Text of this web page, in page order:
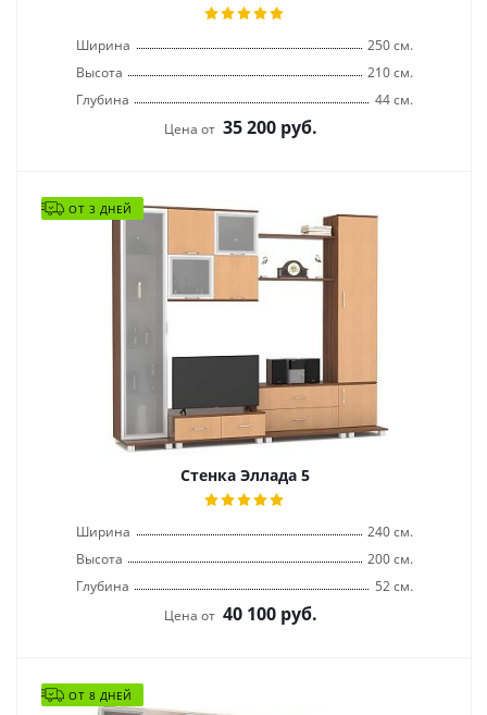
Ширина
250 см.
Высота
210 см.
Глубина
44 см.
Цена от 35 200 руб.
ОТ 3 ДНЕЙ
Стенка Эллада 5
Ширина
240 см.
Высота
200 см.
Глубина
52 см.
Цена от 40 100 руб.
ОТ 8 ДНЕЙ